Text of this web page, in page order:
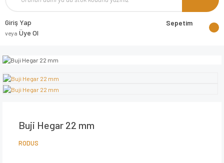
Giriş Yap
veya Üye Ol
Sepetim
Buji Hegar 22 mm
RODUS